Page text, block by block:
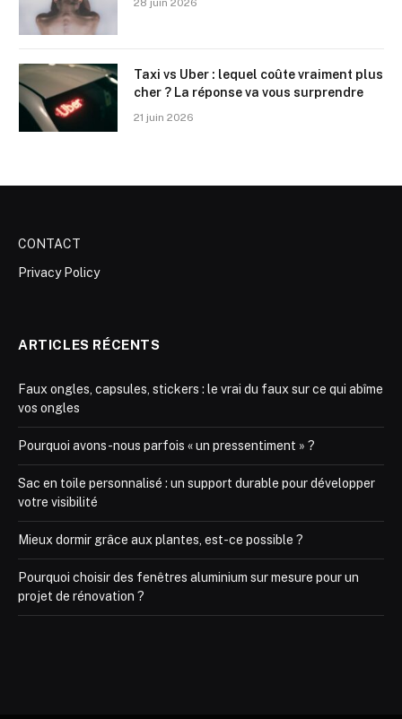
Taxi vs Uber : lequel coûte vraiment plus
cher ? La réponse va vous surprendre
21 juin 2026
CONTACT
Privacy Policy
ARTICLES RÉCENTS
Faux ongles, capsules, stickers : le vrai du faux sur ce qui abîme
vos ongles
Pourquoi avons-nous parfois « un pressentiment » ?
Sac en toile personnalisé : un support durable pour développer
votre visibilité
Mieux dormir grâce aux plantes, est-ce possible ?
Pourquoi choisir des fenêtres aluminium sur mesure pour un
projet de rénovation ?